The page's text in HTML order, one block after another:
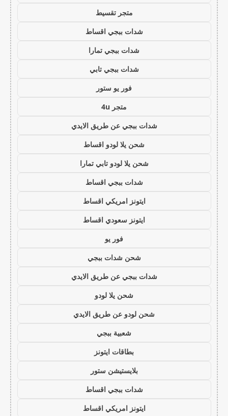
متجر تقسيط
شدات ببجي اقساط
شدات ببجي تمارا
شدات ببجي تابي
فور يو ستور
متجر 4u
شدات ببجي عن طريق الايدي
شحن يلا لودو اقساط
شحن يلا لودو تابي تمارا
شدات ببجي اقساط
ايتونز امريكي اقساط
ايتونز سعودي اقساط
فور يو
شحن شدات ببجي
شدات ببجي عن طريق الايدي
شحن يلا لودو
شحن لودو عن طريق الايدي
شعبية ببجي
بطاقات ايتونز
بلايستيشن ستور
شدات ببجي اقساط
ايتونز امريكي اقساط